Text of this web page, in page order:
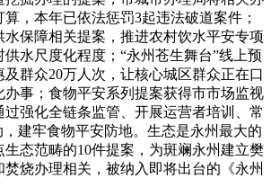
，本年已依法惩罚3起违法破道案件；
保障相关提案，推进农村饮水平安专项
水尺度化程度；“永州苍生舞台”线上预
群众20万人次，让核心城区群众正在口
办事；食物平安系列提案获得市市场监视
过强化全链条监管、开展运营者培训、常
，建牢食物平安防地。生态是永州最大的
态范畴的10件提案，为斑斓永州建立樊
烧办理相关，被纳入即将出台的《永州